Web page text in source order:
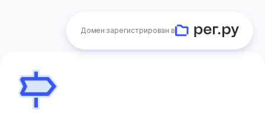
Домен зарегистрирован в